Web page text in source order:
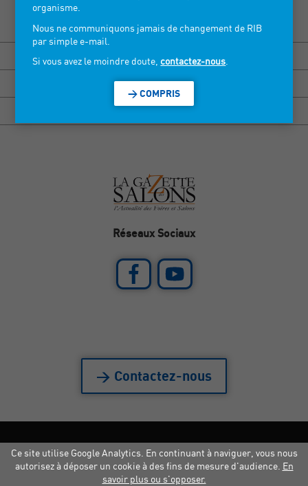
Ce site utilise Google Analytics. En continuant à naviguer, vous nous
autorisez à déposer un cookie à des fins de mesure d'audience. En
savoir plus ou s'opposer.
Découvrez nos salons >
BISOU MARSEILLE
HEXAGONE RENNES
HEXAGONE GRENOBLE
Réseaux Sociaux
> Contactez-nous
Mentions légales|Crédits|Copyright
organisme.
Nous ne communiquons jamais de changement de RIB
par simple e-mail.
Si vous avez le moindre doute, contactez-nous
> COMPRIS